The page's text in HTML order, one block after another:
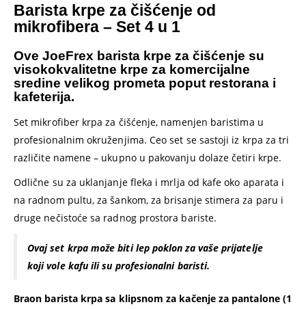
Barista krpe za čišćenje od
mikrofibera – Set 4 u 1
Ove JoeFrex barista krpe za čišćenje su
visokokvalitetne krpe za komercijalne
sredine velikog prometa poput restorana i
kafeterija.
Set mikrofiber krpa za čišćenje, namenjen baristima u
profesionalnim okruženjima. Ceo set se sastoji iz krpa za tri
različite namene – ukupno u pakovanju dolaze četiri krpe.
Odlične su za uklanjanje fleka i mrlja od kafe oko aparata i
na radnom pultu, za šankom, za brisanje stimera za paru i
druge nečistoće sa radnog prostora bariste.
Ovaj set krpa može biti lep poklon za vaše prijatelje
koji vole kafu ili su profesionalni baristi.
Braon barista krpa sa klipsnom za kačenje za pantalone (1